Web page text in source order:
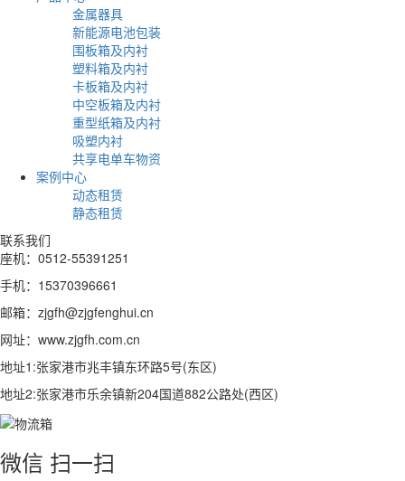
金属器具
新能源电池包装
围板箱及内衬
塑料箱及内衬
卡板箱及内衬
中空板箱及内衬
重型纸箱及内衬
吸塑内衬
共享电单车物资
案例中心
动态租赁
静态租赁
联系我们
座机：0512-55391251
手机：15370396661
邮箱：zjgfh@zjgfenghui.cn
网址：www.zjgfh.com.cn
地址1:张家港市兆丰镇东环路5号(东区)
地址2:张家港市乐余镇新204国道882公路处(西区)
微信 扫一扫